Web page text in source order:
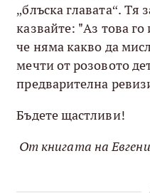
„блъска главата“. Тя
казвайте: "Аз това
че няма какво да
мечти от розовото
предварителна
Бъдете щастливи!
От книгата на